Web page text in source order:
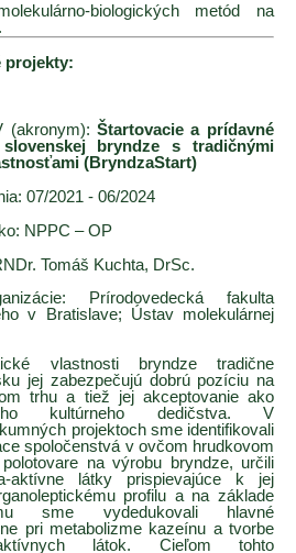
biologických metód na
projekty:
(akronym): Štartovacie a prídavné
bryndze s tradičnými
(BryndzaStart)
07/2021 - 06/2024
NPPC – OP
Tomáš Kuchta, DrSc.
Prírodovedecká fakulta
v Bratislave; Ústav molekulárnej
vlastnosti bryndze tradične
jej zabezpečujú dobrú pozíciu na
trhu a tiež jej akceptovanie ako
kultúrneho dedičstva. V
projektoch sme identifikovali
spoločenstvá v ovčom hrudkovom
na výrobu bryndze, určili
aktívne látky prispievajúce k jej
profilu a na základe
sme vydedukovali hlavné
pri metabolizme kazeínu a tvorbe
aktívnych látok. Cieľom tohto